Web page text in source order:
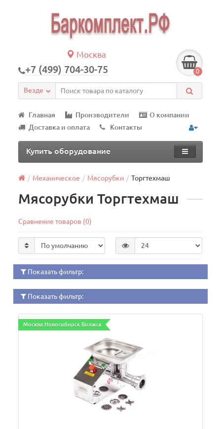
Москва
+7 (499) 704-30-75 0
Везде
Главная Производители
О компании
Доставка и оплата
Контакты
Купить оборудование
Механическое Мясорубки Торгтехмаш
Мясорубки Торгтехмаш
Сравнение товаров (0)
Показать фильтр:
Показать фильтр:
Москва Новосибирск Волжск